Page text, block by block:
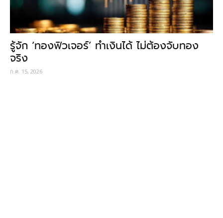
รู้จัก ‘ทองฟิวเจอร์’ ทำเงินได้ ไม่ต้องจับทอง
จริง
ก.ค. 15, 2026